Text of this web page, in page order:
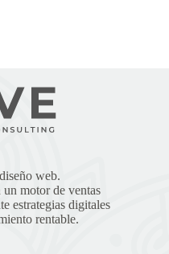
web.
motor de ventas
estrategias digitales
rentable.